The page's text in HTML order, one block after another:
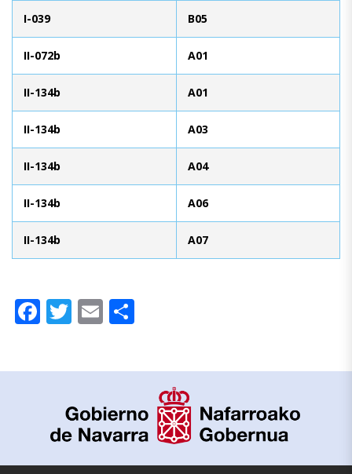
I-039 B05
II-072b A01
II-134b A01
II-134b A03
II-134b A04
II-134b A06
II-134b A07
Facebook
Twitter
Email